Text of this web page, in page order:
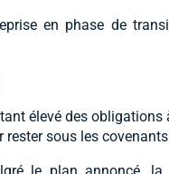
en phase de
élevé des obligations
sous les